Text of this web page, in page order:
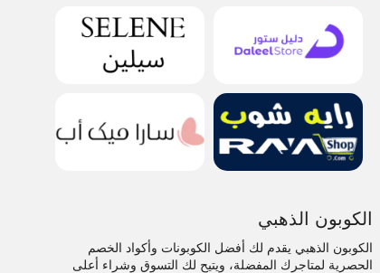
الكوبون الذهبي
الكوبون الذهبي يقدم لك أفضل الكوبونات وأكواد الخصم
الحصرية لمتاجرك المفضلة، ويتيح لك التسوق وشراء أعلى